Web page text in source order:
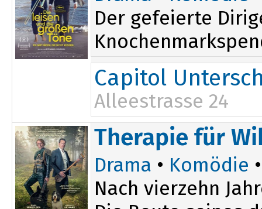
Der gefeierte
Capitol
Alleestrasse 24
Therapie für
Drama • Komödie
Nach vierzehn